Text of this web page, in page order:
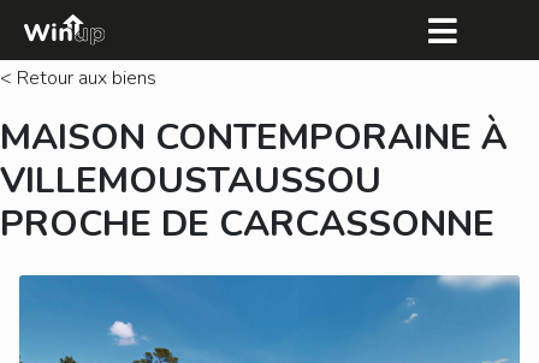
< Retour aux biens
MAISON CONTEMPORAINE À
VILLEMOUSTAUSSOU
PROCHE DE CARCASSONNE